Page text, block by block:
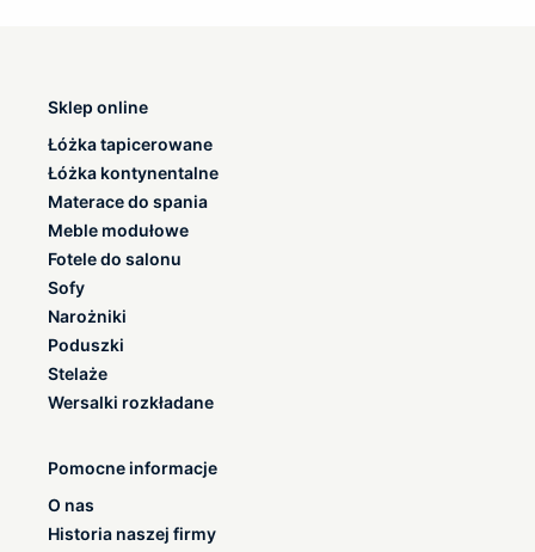
Sklep online
Łóżka tapicerowane
Łóżka kontynentalne
Materace do spania
Meble modułowe
Fotele do salonu
Sofy
Narożniki
Poduszki
Stelaże
Wersalki rozkładane
Pomocne informacje
O nas
Historia naszej firmy